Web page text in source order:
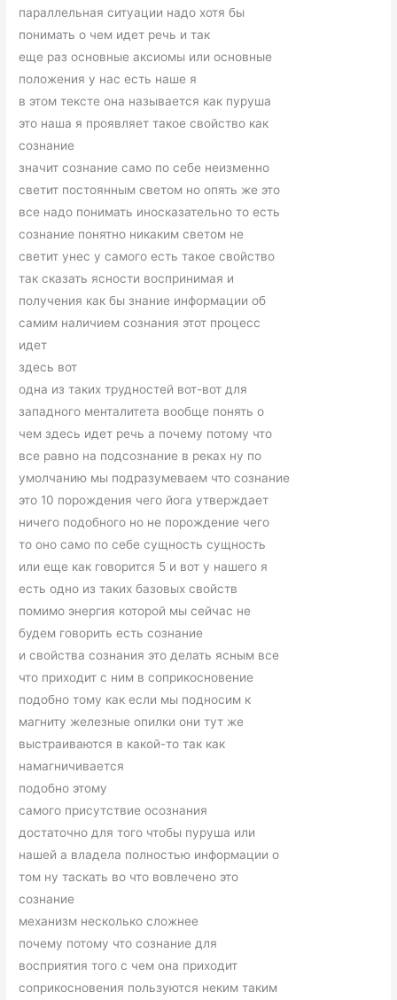
параллельная ситуации надо хотя бы
понимать о чем идет речь и так
еще раз основные аксиомы или основные
положения у нас есть наше я
в этом тексте она называется как пуруша
это наша я проявляет такое свойство как
сознание
значит сознание само по себе неизменно
светит постоянным светом но опять же это
все надо понимать иносказательно то есть
сознание понятно никаким светом не
светит унес у самого есть такое свойство
так сказать ясности воспринимая и
получения как бы знание информации об
самим наличием сознания этот процесс
идет
здесь вот
одна из таких трудностей вот-вот для
западного менталитета вообще понять о
чем здесь идет речь а почему потому что
все равно на подсознание в реках ну по
умолчанию мы подразумеваем что сознание
это 10 порождения чего йога утверждает
ничего подобного но не порождение чего
то оно само по себе сущность сущность
или еще как говорится 5 и вот у нашего я
есть одно из таких базовых свойств
помимо энергия которой мы сейчас не
будем говорить есть сознание
и свойства сознания это делать ясным все
что приходит с ним в соприкосновение
подобно тому как если мы подносим к
магниту железные опилки они тут же
выстраиваются в какой-то так как
намагничивается
подобно этому
самого присутствие осознания
достаточно для того чтобы пуруша или
нашей а владела полностью информации о
том ну таскать во что вовлечено это
сознание
механизм несколько сложнее
почему потому что сознание для
восприятия того с чем она приходит
соприкосновения пользуются неким таким